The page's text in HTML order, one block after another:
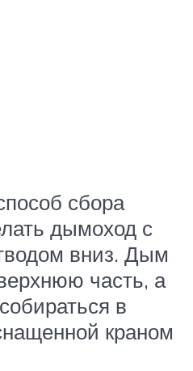
сбора
дымоход с
вниз. Дым
часть, а
в
краном